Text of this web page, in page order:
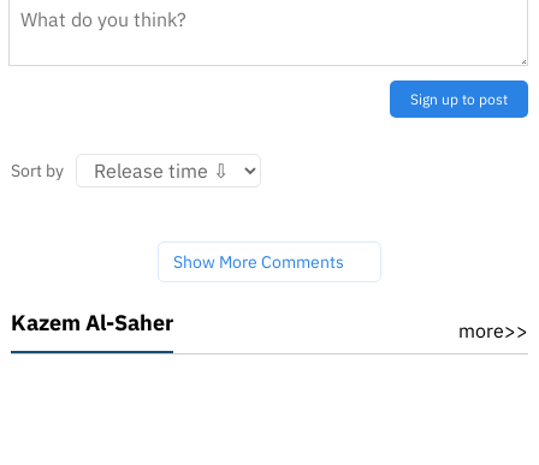
Sign up to post
Sort by
Show More Comments
Kazem Al-Saher more>>